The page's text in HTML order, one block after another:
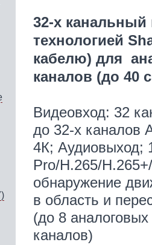
32-х канальный
технологией
кабелю) для
каналов (до 40
Видеовход: 32
до 32-х каналов
4К; Аудиовыход;
Pro/H.265/
обнаружение
в область и
(до 8
каналов)